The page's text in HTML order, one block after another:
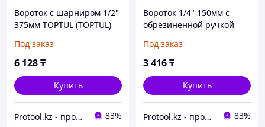
Вороток с шарниром 1/2"
375мм TOPTUL (TOPTUL)
Под заказ
6 128₸
Купить
Protool.kz - продажа электроинструмента, ручные строительные и садовые инструменты 83%
Вороток 1/4" 150мм с
обрезиненной ручкой
(CFKA0806)
Под заказ
3 416₸
Купить
Protool.kz - продажа электроинструмента, ручные строительные и садовые инструменты 83%